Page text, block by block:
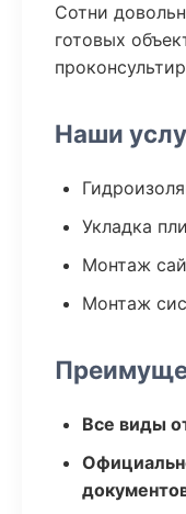
Сотни
готовых
Наши
Укладка
Монтаж
Монтаж
Все виды